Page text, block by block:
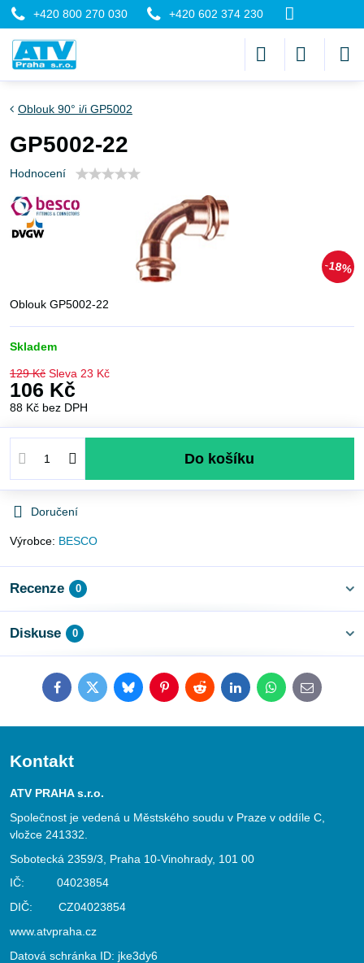
+420 800 270 030 +420 602 374 230
18%
Oblouk 90° i/i GP5002
GP5002-22
Hodnocení
Oblouk GP5002-22
Skladem
129 Kč Sleva 23 Kč
106 Kč
88 Kč bez DPH
Do košíku
Doručení
Výrobce: BESCO
Recenze 0
Diskuse 0
FacebookTwitterBlueskyPinterestRedditLinkedInWhatsApp
E-
mail
Kontakt
ATV PRAHA s.r.o.
Společnost je vedená u Městského soudu v Praze v oddíle C,
vložce 241332.
Sobotecká 2359/3, Praha 10-Vinohrady, 101 00
IČ: 04023854
DIČ: CZ04023854
www.atvpraha.cz
Datová schránka ID: jke3dy6